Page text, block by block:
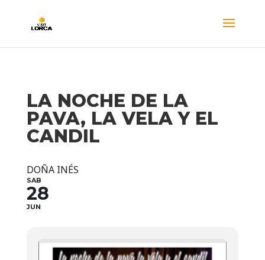
LA NOCHE DE LA
PAVA, LA VELA Y EL
CANDIL
DOÑA INÉS
SAB
28
JUN